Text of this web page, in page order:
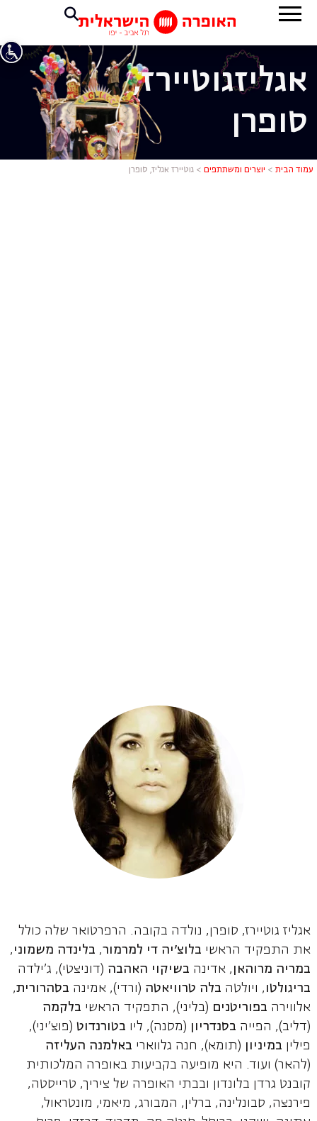
גוטיירז
אגליזגוטיירז,
סופרן
עמוד הבית > יוצרים ומשתתפים > גוטיירז אגליז, סופרן
אגליז גוטיירז, סופרן, נולדה בקובה. הרפרטואר שלה כולל
את התפקיד הראשי בלוצ'יה די למרמור, בלינדה משמוני ,
במריה מרוהאן , אדינה בשיקוי האהבה (דוניצטי), ג'ילדה
בריגולטו , ויולטה בלה טרוויאטה (ורדי), אמינה בסהרורית,
אלווירה בפוריטנים (בליני), התפקיד הראשי בלקמה
(דליב), הפייה בסנדריון (מסנה), ליו בטורנדוט(פוצ'יני),
פילין במיניון (תומא), חנה גלווארי באלמנה העליזה
(להאר) ועוד. היא מופיעה בקביעות באופרה המלכותית
קובנט גרדן בלונדון ובבתי האופרה של ציריך, טרייסטה,
פירנצה, סבונלינה, ברלין, המבורג, מיאמי, מונטראול,